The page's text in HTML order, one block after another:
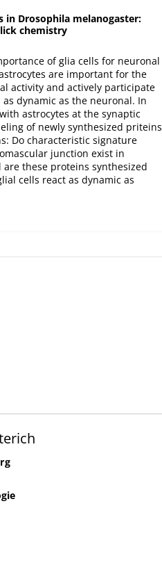
in Drosophila melanogaster:
chemistry
of glia cells for neuronal
are important for the
activity and actively participate
dynamic as the neuronal. In
astrocytes at the synaptic
of newly synthesized priteins
Do characteristic signature
junction exist in
these proteins synthesized
cells react as dynamic as